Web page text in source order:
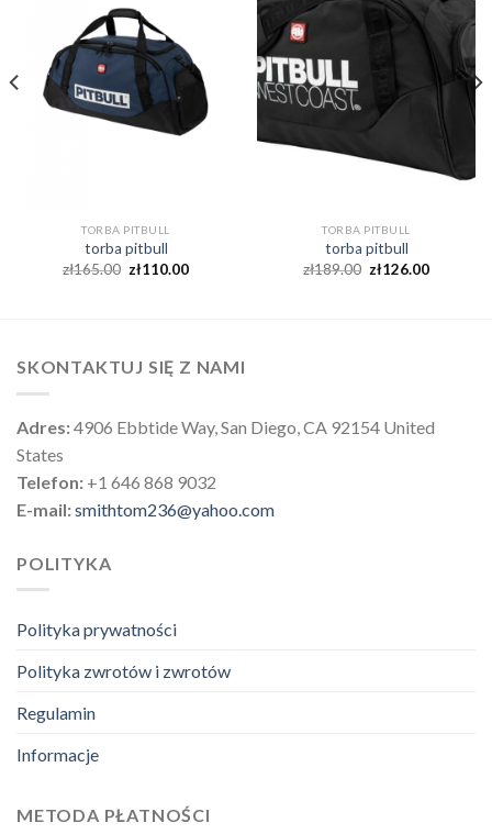
TORBA PITBULL
torba pitbull
zł165.00 zł110.00
TORBA PITBULL
torba pitbull
zł189.00 zł126.00
SKONTAKTUJ SIĘ Z NAMI
Adres:4906 Ebbtide Way, San Diego, CA 92154 United
States
Telefon: +1 646 868 9032
E-mail:smithtom236@yahoo.com
POLITYKA
Polityka prywatności
Polityka zwrotów i zwrotów
Regulamin
Informacje
METODA PŁATNOŚCI